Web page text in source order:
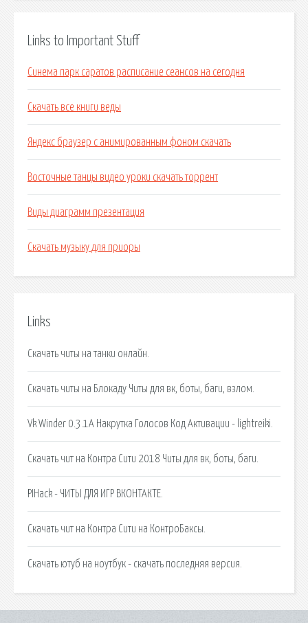
Links to Important Stuff
Синема парк саратов расписание сеансов на сегодня
Скачать все книги веды
Яндекс браузер с анимированным фоном скачать
Восточные танцы видео уроки скачать торрент
Виды диаграмм презентация
Скачать музыку для приоры
Links
Скачать читы на танки онлайн.
Скачать читы на Блокаду Читы для вк, боты, баги, взлом.
Vk Winder 0.3.1A Накрутка Голосов Код Активации - lightreiki.
Скачать чит на Контра Сити 2018 Читы для вк, боты, баги.
PIHack - ЧИТЫ ДЛЯ ИГР ВКОНТАКТЕ.
Скачать чит на Контра Сити на КонтроБаксы.
Скачать ютуб на ноутбук - скачать последняя версия.